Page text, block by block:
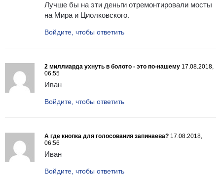
Лучше бы на эти деньги отремонтировали мосты
на Мира и Циолковского.
Войдите, чтобы ответить
2 миллиарда ухнуть в болото - это по-нашему 17.08.2018,
06:55
Иван
Войдите, чтобы ответить
А где кнопка для голосования запинаева? 17.08.2018,
06:56
Иван
Войдите, чтобы ответить